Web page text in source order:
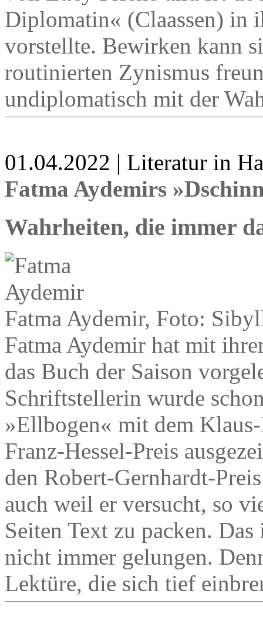
Diplomatin« (Claassen) in
vorstellte. Bewirken kann
routinierten Zynismus
undiplomatisch mit der
01.04.2022 | Literatur in
Fatma Aydemirs
Wahrheiten, die immer
Fatma Aydemir, Foto:
Fatma Aydemir hat mit
das Buch der Saison
Schriftstellerin wurde
»Ellbogen« mit dem
Franz-Hessel-Preis
den Robert-Gernhardt-
auch weil er versucht, so
Seiten Text zu packen.
nicht immer gelungen.
Lektüre, die sich tief